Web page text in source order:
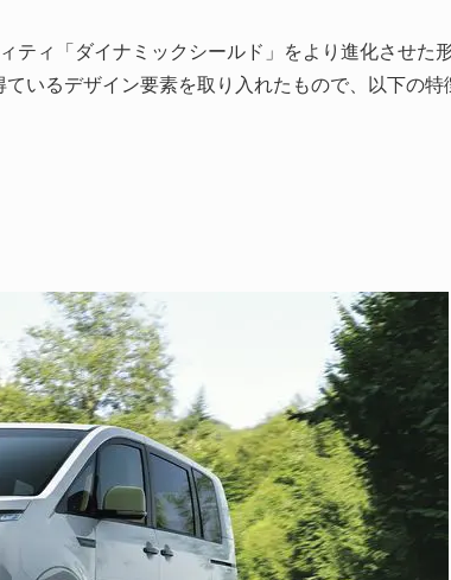
ティ「ダイナミックシールド」をより進化させた
いるデザイン要素を取り入れたもので、以下の特